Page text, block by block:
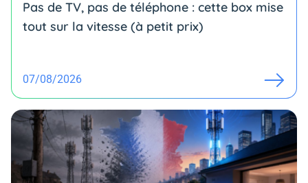
Pas de TV, pas de téléphone : cette box mise
tout sur la vitesse (à petit prix)
07/08/2026